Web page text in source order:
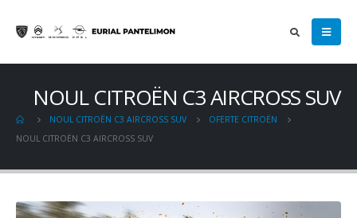
NOUL CITROËN C3 AIRCROSS SUV
NOUL CITROËN C3 AIRCROSS SUV
OFERTE CITROËN
NOUL CITROËN C3 AIRCROSS SUV